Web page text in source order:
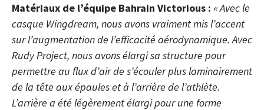
Matériaux de l’équipe Bahrain Victorious : « Avec le
casque Wingdream, nous avons vraiment mis l’accent
sur l’augmentation de l’efficacité aérodynamique. Avec
Rudy Project, nous avons élargi sa structure pour
permettre au flux d’air de s’écouler plus laminairement
de la tête aux épaules et à l’arrière de l’athlète.
L’arrière a été légèrement élargi pour une forme